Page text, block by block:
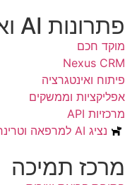
פתרונות AI ואוטומציה
מוקד חכם
Nexus CRM
פיתוח ואינטגרציה
אפליקציות וממשקים
מרכזיות API
נציג AI למרפאה וטרינרית
מרכז תמיכה